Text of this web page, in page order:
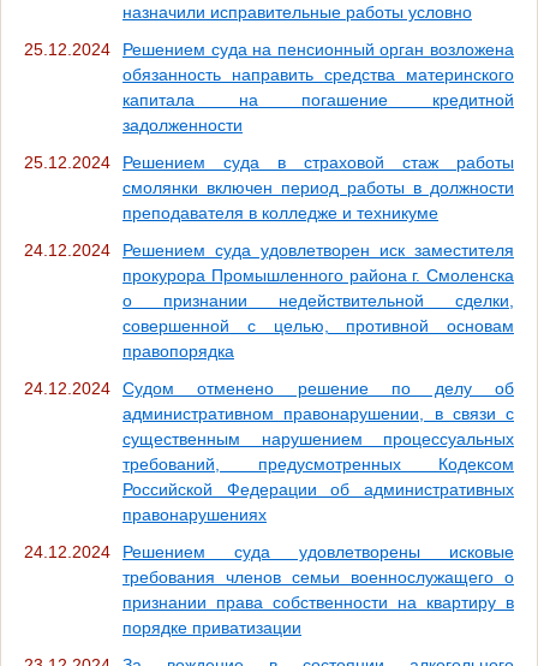
назначили исправительные работы условно
25.12.2024
Решением суда на пенсионный орган возложена
обязанность направить средства материнского
капитала на погашение кредитной
задолженности
25.12.2024
Решением суда в страховой стаж работы
смолянки включен период работы в должности
преподавателя в колледже и техникуме
24.12.2024
Решением суда удовлетворен иск заместителя
прокурора Промышленного района г. Смоленска
о признании недействительной сделки,
совершенной с целью, противной основам
правопорядка
24.12.2024
Судом отменено решение по делу об
административном правонарушении, в связи с
существенным нарушением процессуальных
требований, предусмотренных Кодексом
Российской Федерации об административных
правонарушениях
24.12.2024
Решением суда удовлетворены исковые
требования членов семьи военнослужащего о
признании права собственности на квартиру в
порядке приватизации